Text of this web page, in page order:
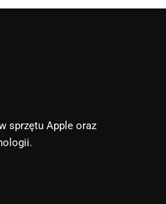
sprzętu Apple oraz